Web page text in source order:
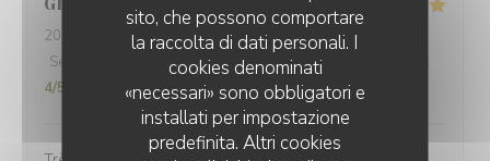
sito, che possono comportare
la raccolta di dati personali. I
cookies denominati
«necessari» sono obbligatori e
installati per impostazione
predefinita. Altri cookies
2026-07-17
- 19:45 - Ospiti 2
Servizio
Atmosfera: 5/5 Cucina:5/5
4/5